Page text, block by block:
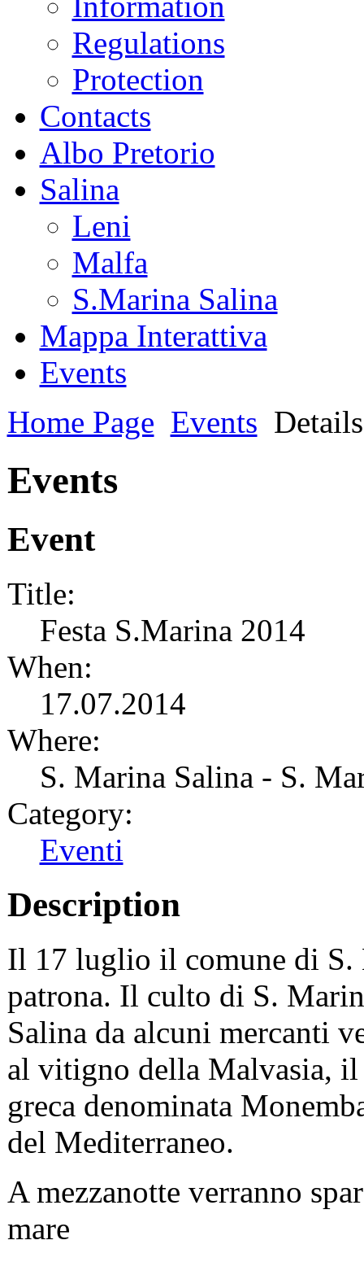
Regulations
Protection
Contacts
Albo Pretorio
Salina
Leni
Malfa
S.Marina Salina
Mappa Interattiva
Events
Home Page Events
Events
Event
Title:
Festa S.Marina 2014
When:
17.07.2014
Where:
S. Marina Salina - S.
Category:
Eventi
Description
Il 17 luglio il comune di S.
patrona. Il culto di S.
Salina da alcuni mercanti
al vitigno della Malvasia,
greca denominata
del Mediterraneo.
A mezzanotte verranno
mare